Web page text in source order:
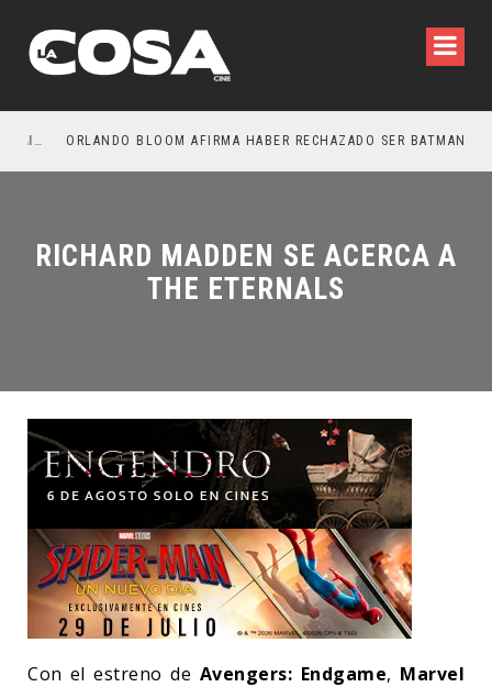
ORLANDO BLOOM AFIRMA HABER RECHAZADO SER BATMAN
RICHARD MADDEN SE ACERCA A
THE ETERNALS
Con el estreno de Avengers: Endgame, Marvel